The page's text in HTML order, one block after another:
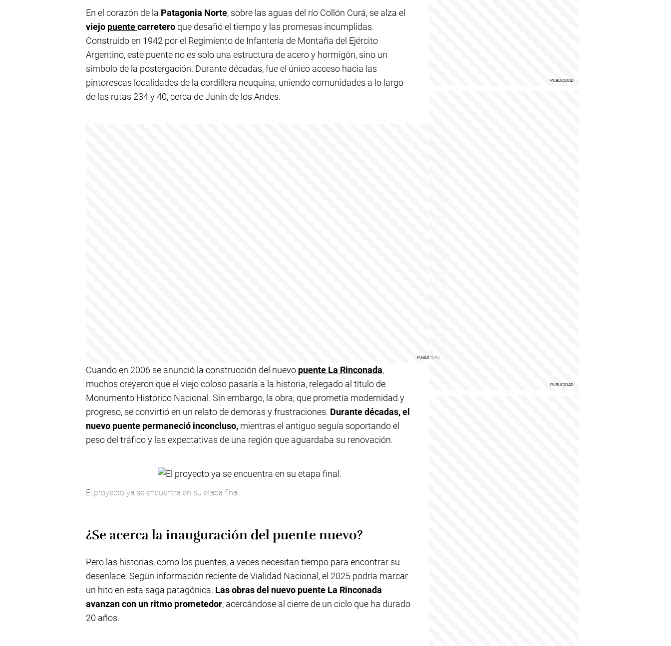
En el corazón de la Patagonia Norte, sobre las aguas del río Collón Curá, se alza el
viejo puentecarretero que desafió el tiempo y las promesas incumplidas.
Construido en 1942 por el Regimiento de Infantería de Montaña del Ejército
Argentino, este puente no es solo una estructura de acero y hormigón, sino un
símbolo de la postergación. Durante décadas, fue el único acceso hacia las
pintorescas localidades de la cordillera neuquina, uniendo comunidades a lo largo
de las rutas 234 y 40, cerca de Junín de los Andes.
Cuando en 2006 se anunció la construcción del nuevo puente La Rinconada,
muchos creyeron que el viejo coloso pasaría a la historia, relegado al título de
Monumento Histórico Nacional. Sin embargo, la obra, que prometía modernidad y
progreso, se convirtió en un relato de demoras y frustraciones. Durante décadas, el
nuevo puente permaneció inconcluso, mientras el antiguo seguía soportando el
peso del tráfico y las expectativas de una región que aguardaba su renovación.
El proyecto ya se encuentra en su etapa final.
¿Se acerca la inauguración del puente nuevo?
Pero las historias, como los puentes, a veces necesitan tiempo para encontrar su
desenlace. Según información reciente de Vialidad Nacional, el 2025 podría marcar
un hito en esta saga patagónica. Las obras del nuevo puente La Rinconada
avanzan con un ritmo prometedor, acercándose al cierre de un ciclo que ha durado
20 años.